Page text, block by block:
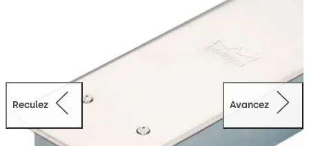
Reculez Avancez